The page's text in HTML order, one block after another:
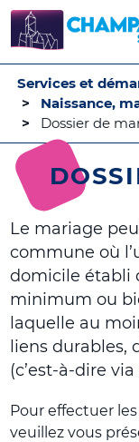
Services et
Naissance,
Dossier de
Le mariage
commune où
domicile établi
minimum ou
laquelle au
liens durables,
(c’est-à-dire
Pour effectuer
veuillez vous